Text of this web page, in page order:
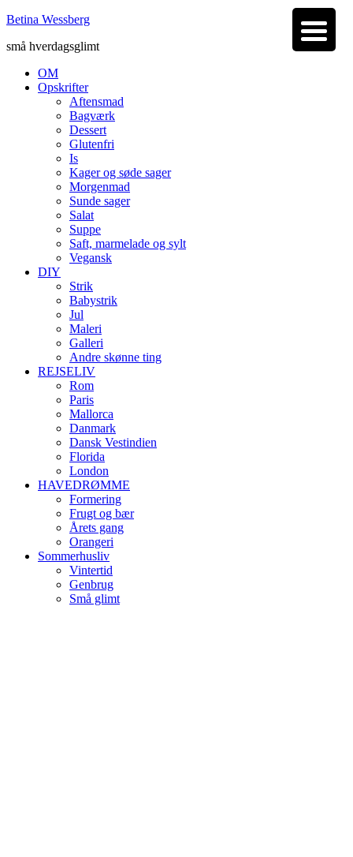
Betina Wessberg
små hverdagsglimt
OM
Opskrifter
Aftensmad
Bagværk
Dessert
Glutenfri
Is
Kager og søde sager
Morgenmad
Sunde sager
Salat
Suppe
Saft, marmelade og sylt
Vegansk
DIY
Strik
Babystrik
Jul
Maleri
Galleri
Andre skønne ting
REJSELIV
Rom
Paris
Mallorca
Danmark
Dansk Vestindien
Florida
London
HAVEDRØMME
Formering
Frugt og bær
Årets gang
Orangeri
Sommerhusliv
Vintertid
Genbrug
Små glimt